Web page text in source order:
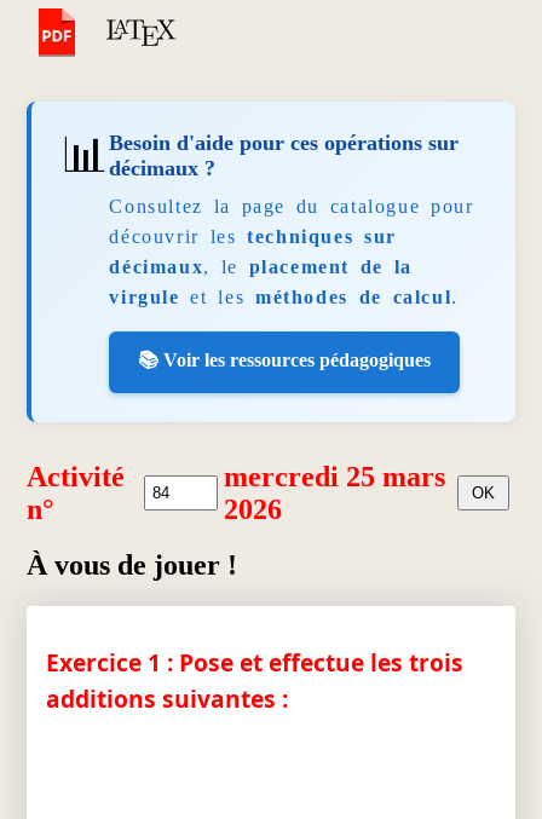
📊Besoin d'aide pour ces opérations sur
décimaux ?
Consultez la page du catalogue pour
découvrir lestechniques sur
décimaux, le placement de la
virgule et les méthodes de calcul.
📚 Voir les ressources pédagogiques
Activité
n°
mercredi 25 mars
2026
À vous de jouer !
Exercice 1 : Pose et effectue les trois
additions suivantes :